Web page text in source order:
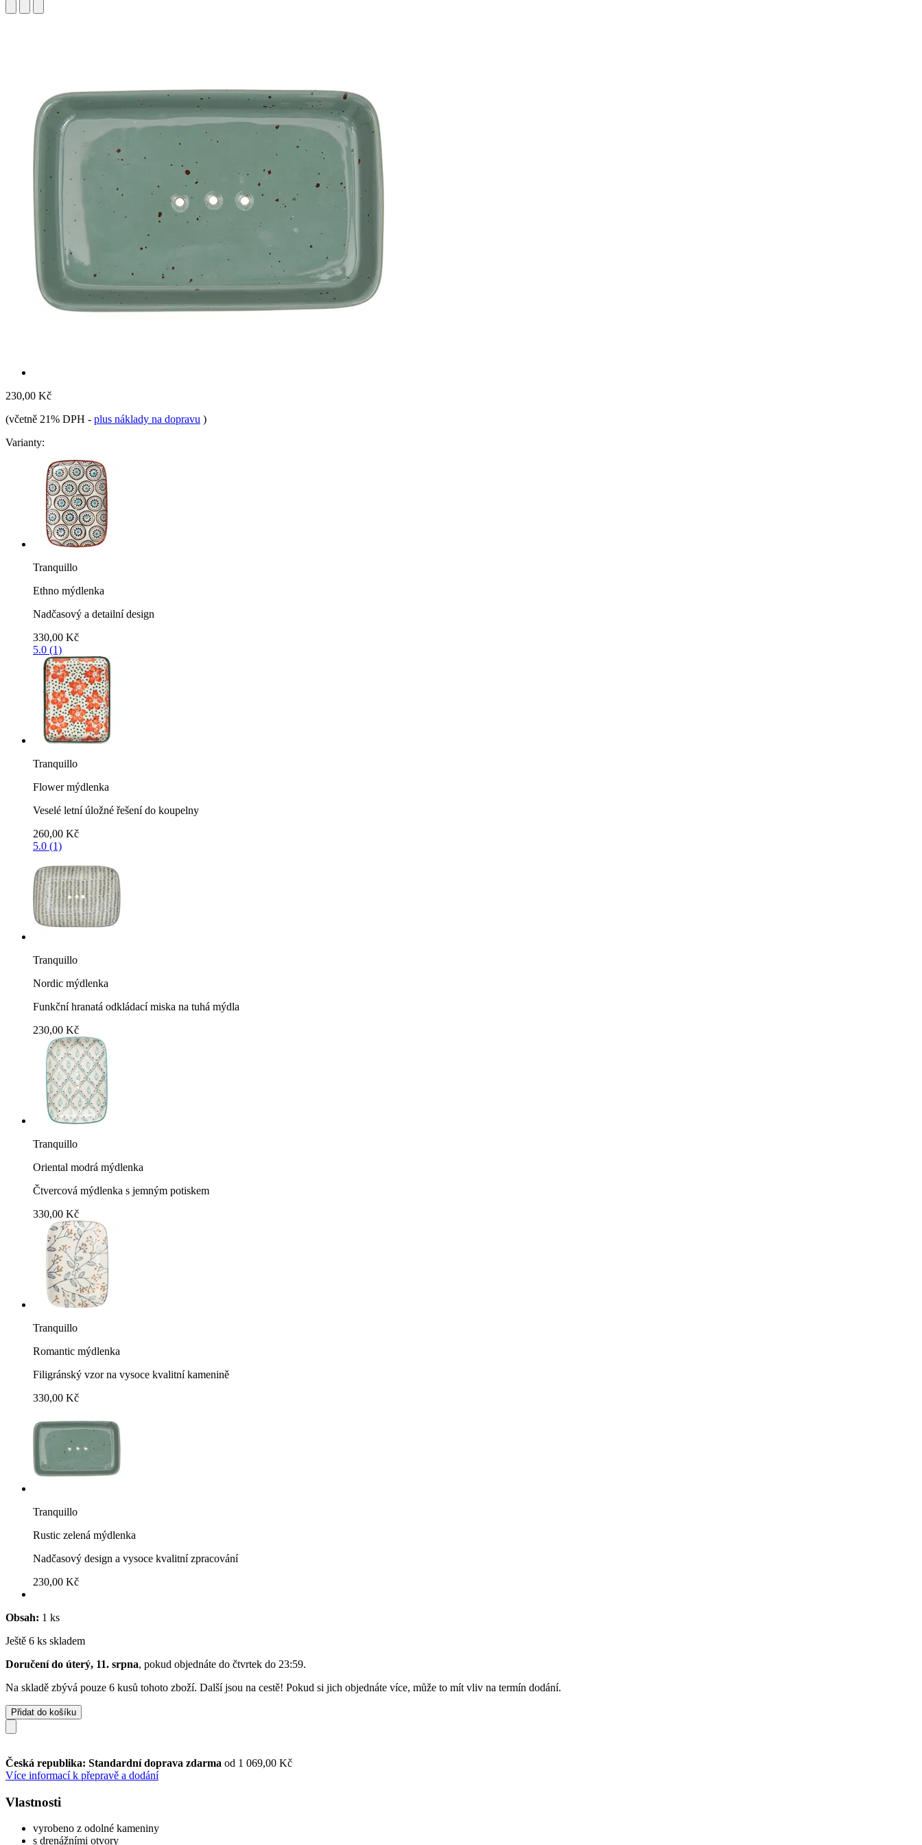
230,00 Kč
(včetně 21% DPH - plus náklady na dopravu )
Varianty:
Tranquillo
Ethno mýdlenka
Nadčasový a detailní design
330,00 Kč
5.0 (1)
Tranquillo
Flower mýdlenka
Veselé letní úložné řešení do koupelny
260,00 Kč
5.0 (1)
Tranquillo
Nordic mýdlenka
Funkční hranatá odkládací miska na tuhá mýdla
230,00 Kč
Tranquillo
Oriental modrá mýdlenka
Čtvercová mýdlenka s jemným potiskem
330,00 Kč
Tranquillo
Romantic mýdlenka
Filigránský vzor na vysoce kvalitní kamenině
330,00 Kč
Tranquillo
Rustic zelená mýdlenka
Nadčasový design a vysoce kvalitní zpracování
230,00 Kč
Obsah: 1 ks
Ještě 6 ks skladem
Doručení do úterý, 11. srpna, pokud objednáte do čtvrtek do 23:59.
Na skladě zbývá pouze 6 kusů tohoto zboží. Další jsou na cestě! Pokud si jich objednáte více, může to mít vliv na termín dodání.
Přidat do košíku
Česká republika: Standardní doprava zdarma od 1 069,00 Kč
Více informací k přepravě a dodání
Vlastnosti
vyrobeno z odolné kameniny
s drenážními otvory